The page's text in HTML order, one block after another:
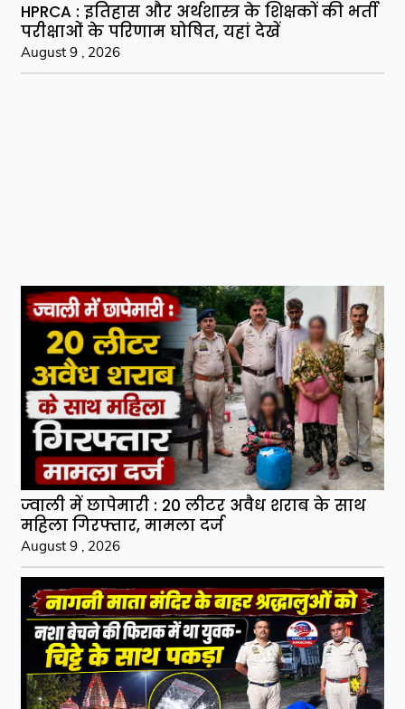
HPRCA : इतिहास और अर्थशास्त्र के शिक्षकों की भर्ती
परीक्षाओं के परिणाम घोषित, यहां देखें
August 9 , 2026
ज्वाली में छापेमारी : 20 लीटर अवैध शराब के साथ
महिला गिरफ्तार, मामला दर्ज
August 9 , 2026